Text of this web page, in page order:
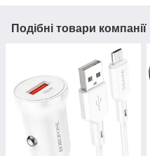
Подібні товари компанії